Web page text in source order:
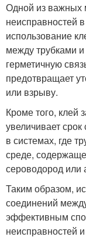
Одной из важных
неисправностей
использование
между трубками и
герметичную
предотвращает
или взрыву.
Кроме того, клей
увеличивает
в системах, где
среде,
сероводород или
Таким образом,
соединений
эффективным
неисправностей